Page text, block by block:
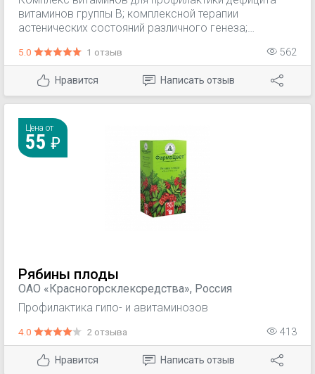
также оказыв
витаминов группы В; комплексной терапии
астенических состояний различного генеза;
ногтей; Также Пентовит хорошо подходит при
сильных физических и умственных нагрузках,
хроническом стрессе, раздражении.
5.0 1 отзыв 562
Нравится Написать отзыв
Цена от
55
Рябины плоды
ОАО «Красногорсклексредства», Россия
Профилактика гипо- и авитаминозов
4.0 2 отзыва 413
Нравится Написать отзыв